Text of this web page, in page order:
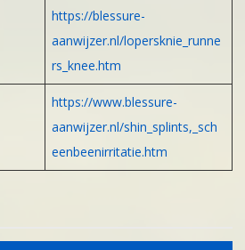
https://blessure-
aanwijzer.nl/lopersknie_runne
rs_knee.htm
https://www.blessure-
aanwijzer.nl/shin_splints,_sch
eenbeenirritatie.htm